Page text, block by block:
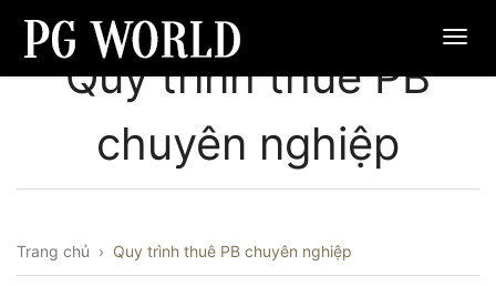
Quy trình thuê PB
chuyên nghiệp
Trang chủ › Quy trình thuê PB chuyên nghiệp